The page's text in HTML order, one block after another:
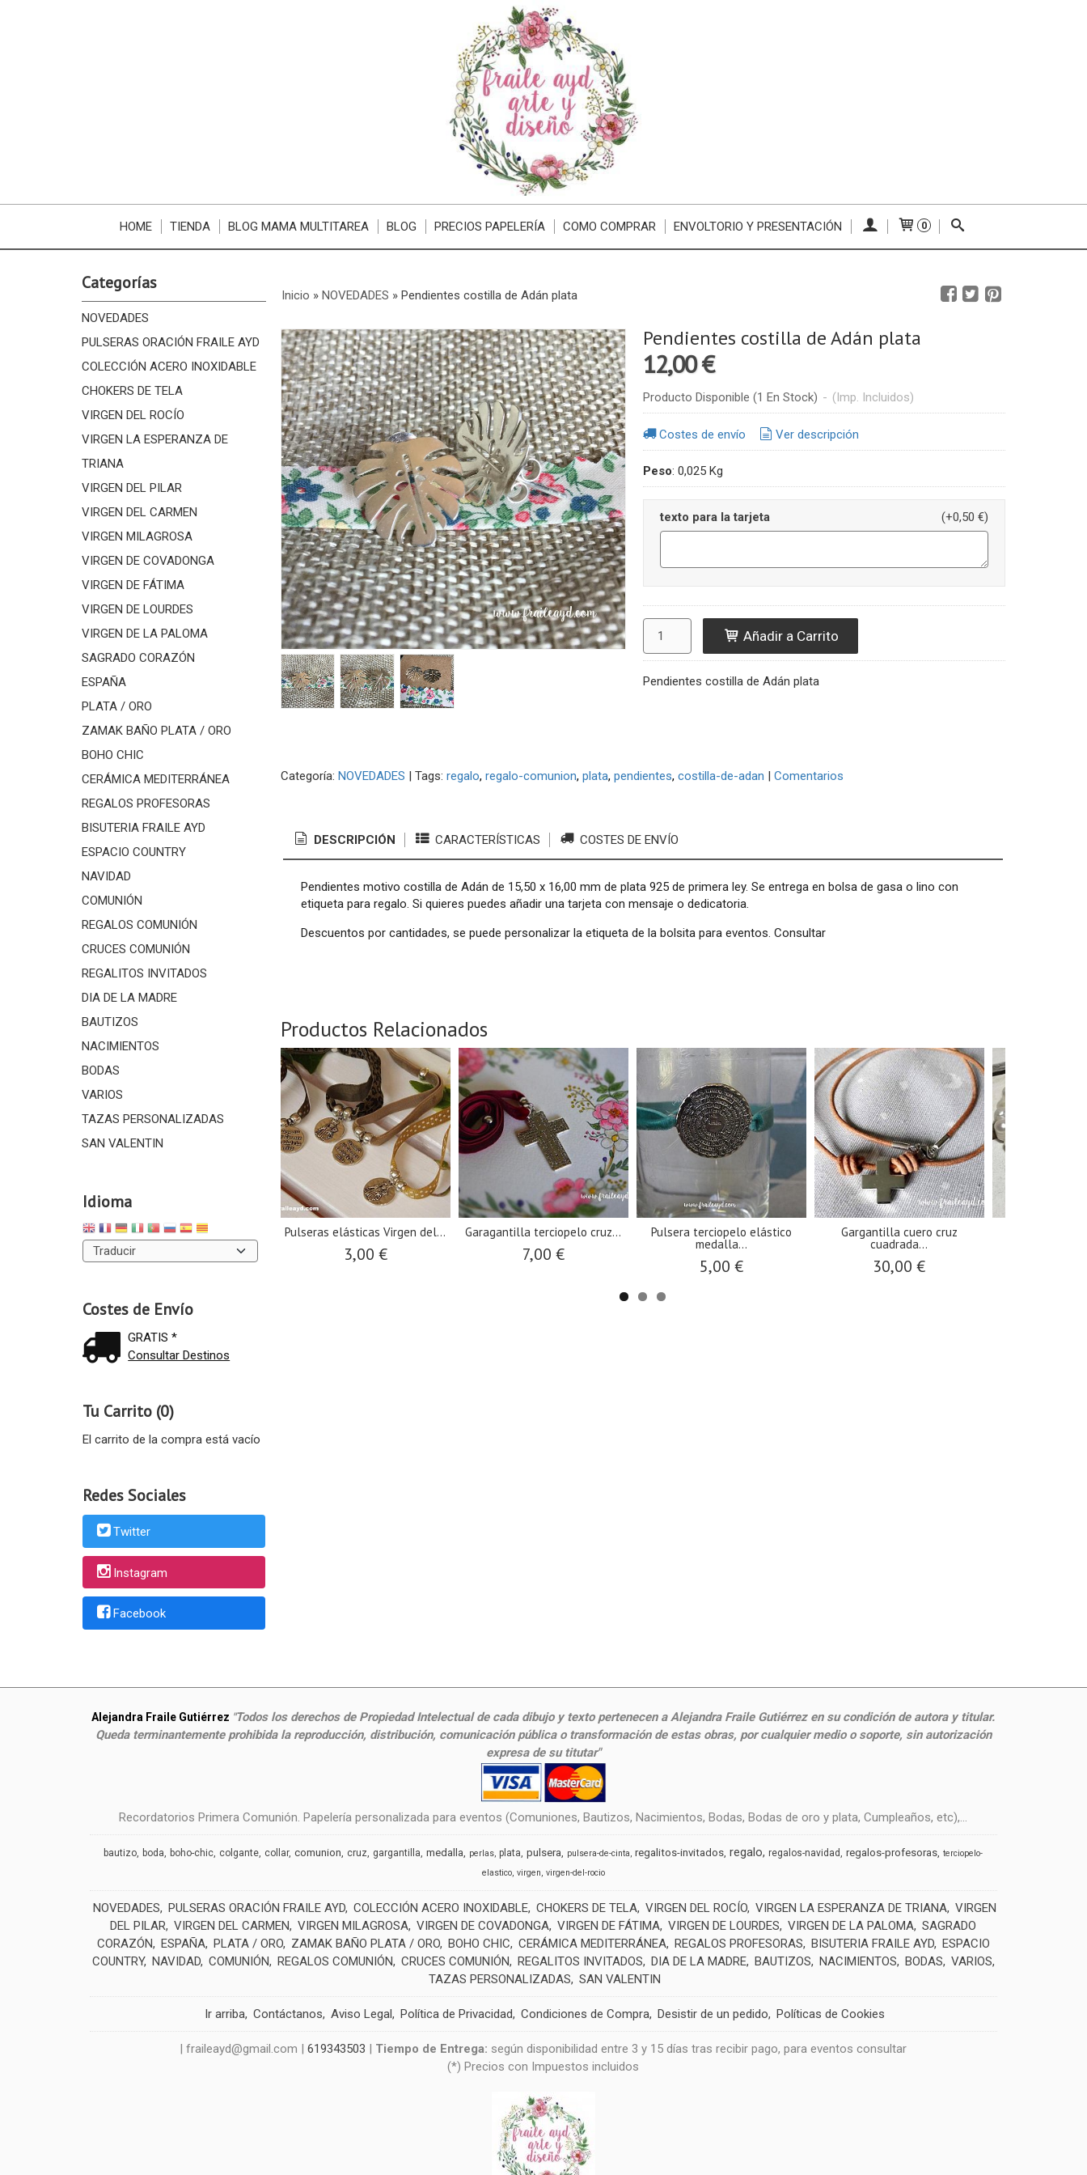
HOME TIENDA BLOG MAMA MULTITAREA BLOG PRECIOS PAPELERÍA COMO COMPRAR ENVOLTORIO Y PRESENTACIÓN 0
Categorías
NOVEDADES
PULSERAS ORACIÓN FRAILE AYD
COLECCIÓN ACERO INOXIDABLE
CHOKERS DE TELA
VIRGEN DEL ROCÍO
VIRGEN LA ESPERANZA DE
TRIANA
VIRGEN DEL PILAR
VIRGEN DEL CARMEN
VIRGEN MILAGROSA
VIRGEN DE COVADONGA
VIRGEN DE FÁTIMA
VIRGEN DE LOURDES
VIRGEN DE LA PALOMA
SAGRADO CORAZÓN
ESPAÑA
PLATA / ORO
ZAMAK BAÑO PLATA / ORO
BOHO CHIC
CERÁMICA MEDITERRÁNEA
REGALOS PROFESORAS
BISUTERIA FRAILE AYD
ESPACIO COUNTRY
NAVIDAD
COMUNIÓN
REGALOS COMUNIÓN
CRUCES COMUNIÓN
REGALITOS INVITADOS
DIA DE LA MADRE
BAUTIZOS
NACIMIENTOS
BODAS
VARIOS
TAZAS PERSONALIZADAS
SAN VALENTIN
Idioma
Costes de Envío
GRATIS *
Consultar Destinos
Tu Carrito (0)
El carrito de la compra está vacío
Redes Sociales
Twitter
Instagram
Facebook
Inicio » NOVEDADES » Pendientes costilla de Adán plata
Pendientes costilla de Adán plata
12,00 €
Producto Disponible (1 En Stock) - (Imp. Incluidos)
Costes de envío Ver descripción
Peso: 0,025 Kg
texto para la tarjeta (+0,50 €)
Añadir a Carrito
Pendientes costilla de Adán plata
Categoría: NOVEDADES | Tags: regalo regalo-comunion plata pendientes costilla-de-adan | Comentarios
DESCRIPCIÓN CARACTERÍSTICAS COSTES DE ENVÍO
Pendientes motivo costilla de Adán de 15,50 x 16,00 mm de plata 925 de primera ley. Se entrega en bolsa de gasa o lino con
etiqueta para regalo. Si quieres puedes añadir una tarjeta con mensaje o dedicatoria.
Descuentos por cantidades, se puede personalizar la etiqueta de la bolsita para eventos. Consultar
Productos Relacionados
Pulseras elásticas Virgen del...
3,00 €
Garagantilla terciopelo cruz...
7,00 €
Pulsera terciopelo elástico
medalla...
5,00 €
Gargantilla cuero cruz
cuadrada...
30,00 €
Alejandra Fraile Gutiérrez "Todos los derechos de Propiedad Intelectual de cada dibujo y texto pertenecen a Alejandra Fraile Gutiérrez en su condición de autora y titular.
Queda terminantemente prohibida la reproducción, distribución, comunicación pública o transformación de estas obras, por cualquier medio o soporte, sin autorización
expresa de su titutar"
Recordatorios Primera Comunión. Papelería personalizada para eventos (Comuniones, Bautizos, Nacimientos, Bodas, Bodas de oro y plata, Cumpleaños, etc),...
bautizo boda boho-chic colgante collar comunion cruz gargantilla medalla perlas plata pulsera pulsera-de-cinta regalitos-invitados regalo regalos-navidad regalos-profesoras terciopelo-
elastico virgen virgen-del-rocio
NOVEDADES PULSERAS ORACIÓN FRAILE AYD COLECCIÓN ACERO INOXIDABLE CHOKERS DE TELA VIRGEN DEL ROCÍO VIRGEN LA ESPERANZA DE TRIANA VIRGEN
DEL PILAR VIRGEN DEL CARMEN VIRGEN MILAGROSA VIRGEN DE COVADONGA VIRGEN DE FÁTIMA VIRGEN DE LOURDES VIRGEN DE LA PALOMA SAGRADO
CORAZÓN
ESPAÑA PLATA / ORO ZAMAK BAÑO PLATA / ORO BOHO CHIC CERÁMICA MEDITERRÁNEA REGALOS PROFESORAS BISUTERIA FRAILE AYD ESPACIO
COUNTRY NAVIDAD COMUNIÓN REGALOS COMUNIÓN CRUCES COMUNIÓN REGALITOS INVITADOS DIA DE LA MADRE BAUTIZOS NACIMIENTOS BODAS
VARIOS
TAZAS PERSONALIZADAS
SAN VALENTIN
Ir arriba Contáctanos Aviso Legal Política de Privacidad Condiciones de Compra Desistir de un pedido Políticas de Cookies
| fraileayd@gmail.com |619343503 | Tiempo de Entrega: según disponibilidad entre 3 y 15 días tras recibir pago, para eventos consultar
(*) Precios con Impuestos incluidos